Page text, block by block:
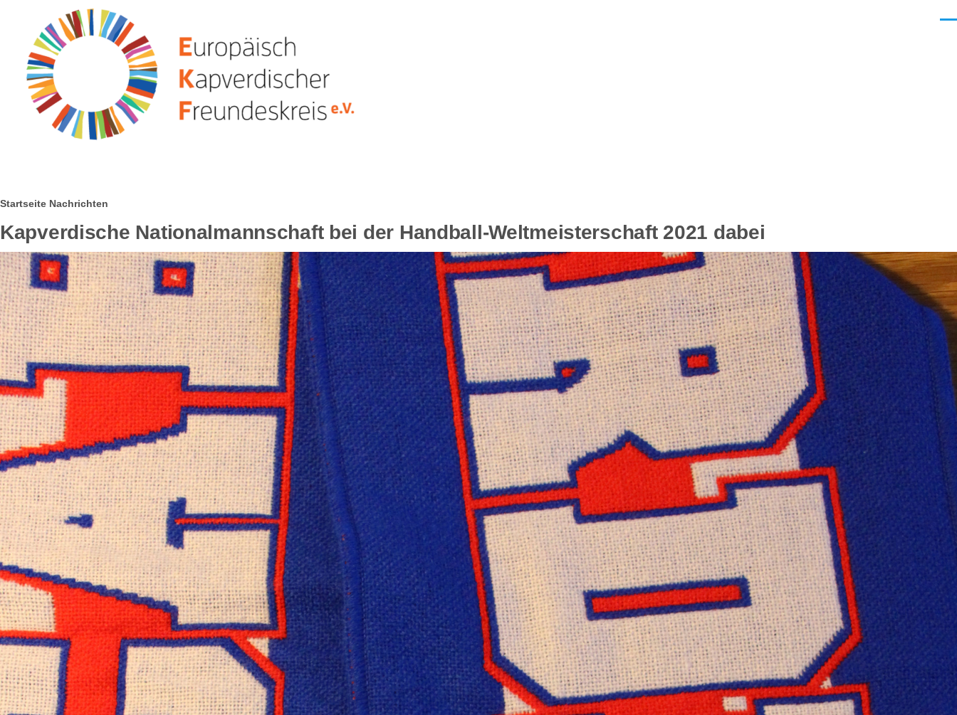
Direkt zum Inhalt
Pfadnavigation
Startseite Nachrichten
Kapverdische Nationalmannschaft bei der Handball-Weltmeisterschaft 2021 dabei